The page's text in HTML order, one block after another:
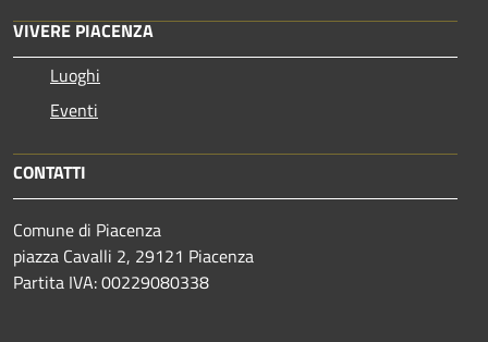
VIVERE PIACENZA
Luoghi
Eventi
CONTATTI
Comune di Piacenza
piazza Cavalli 2, 29121 Piacenza
Partita IVA: 00229080338